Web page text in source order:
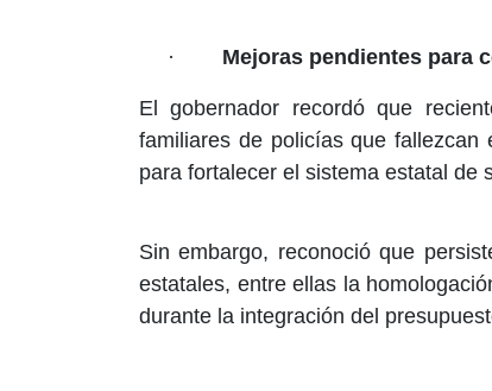
· Mejoras pendientes para
El gobernador recordó que
familiares de policías que fallezcan
para fortalecer el sistema estatal de
Sin embargo, reconoció que
estatales, entre ellas la
durante la integración del